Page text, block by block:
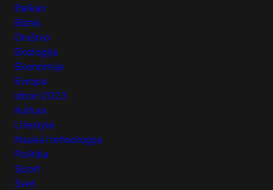
Balkan
Biznis
Društvo
Ekologija
Ekonomija
Evropa
Izbori 2023
Kultura
Lifestyle
Nauka i tehnologija
Politika
Sport
Svet